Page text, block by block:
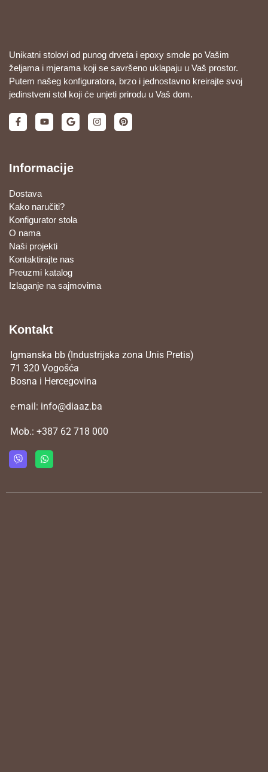
Unikatni stolovi od punog drveta i epoxy smole po Vašim
željama i mjerama koji se savršeno uklapaju u Vaš prostor.
Putem našeg konfiguratora, brzo i jednostavno kreirajte svoj
jedinstveni stol koji će unjeti prirodu u Vaš dom.
Informacije
Dostava
Kako naručiti?
Konfigurator stola
O nama
Naši projekti
Kontaktirajte nas
Preuzmi katalog
Izlaganje na sajmovima
Kontakt
Igmanska bb (Industrijska zona Unis Pretis)
71 320 Vogošća
Bosna i Hercegovina
e-mail: info@diaaz.ba
Mob.: +387 62 718 000